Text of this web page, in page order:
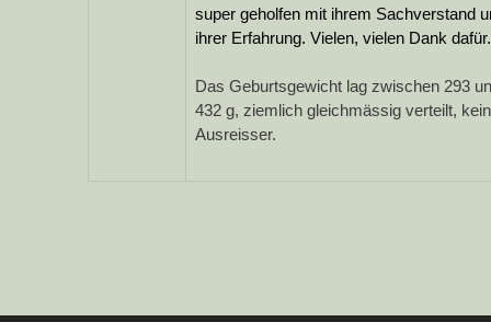
super geholfen mit ihrem Sachverstand
ihrer Erfahrung. Vielen, vielen Dank dafür.
Das Geburtsgewicht lag zwischen 293
432 g, ziemlich gleichmässig verteilt,
Ausreisser.